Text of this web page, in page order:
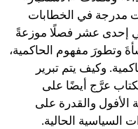
مدرجة في الخطابات
في إحدى عشر فصلًا موزعةً
وتطورَ مفهوم الحاكمية،
وكيف يتم تبرير
عرَّج أيضًا على
والقدرة على
السياسية الحالية.